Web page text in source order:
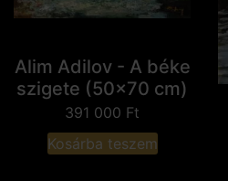
Alim Adilov - A béke
szigete (50x70 cm)
391 000 Ft
Kosárba teszem